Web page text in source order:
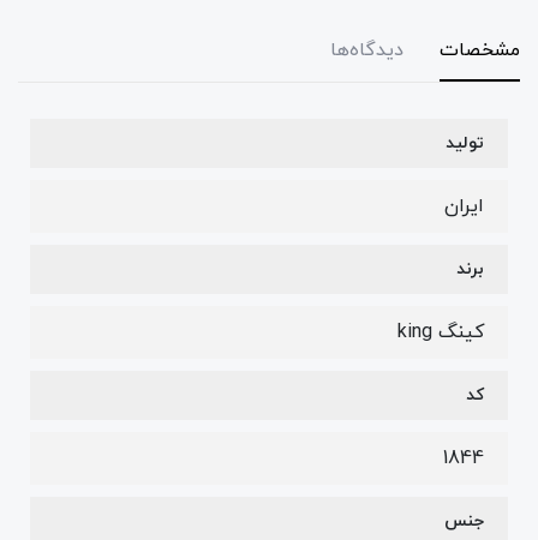
مشخصات دیدگاه‌ها
تولید
ایران
برند
کینگ king
کد
1844
جنس